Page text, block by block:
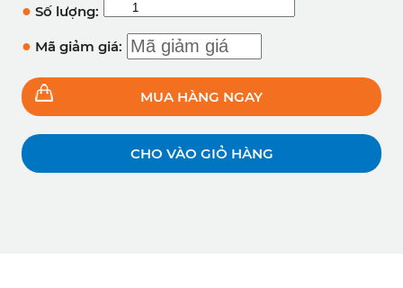
● Số lượng:
● Mã giảm giá:
MUA HÀNG NGAY
CHO VÀO GIỎ HÀNG